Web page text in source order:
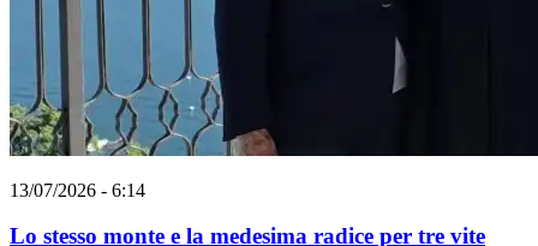
13/07/2026 - 6:14
Lo stesso monte e la medesima radice per tre vite